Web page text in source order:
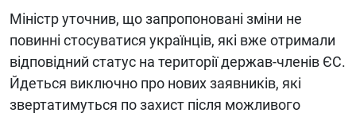
Міністр уточнив, що запропоновані зміни не
повинні стосуватися українців, які вже отримали
відповідний статус на території держав-членів ЄС.
Йдеться виключно про нових заявників, які
звертатимуться по захист після можливого